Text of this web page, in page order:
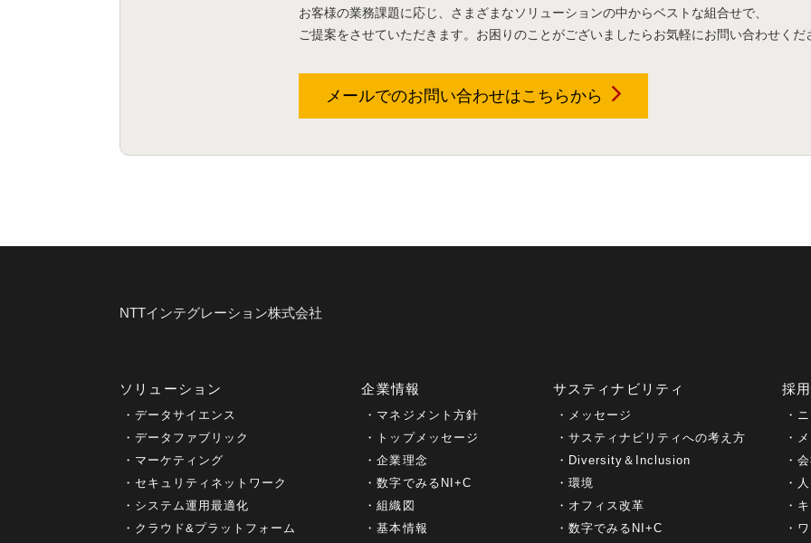
お客様の業務課題に応じ、さまざまなソリューションの中からベストな組合せで、
ご提案をさせていただきます。お困りのことがございましたらお気軽にお問い合わせくだ
メールでのお問い合わせはこちらから
NTTインテグレーション株式会社
ソリューション
データサイエンス
データファブリック
マーケティング
セキュリティネットワーク
システム運用最適化
クラウド&プラットフォーム
企業情報
マネジメント方針
トップメッセージ
企業理念
数字でみるNI+C
組織図
基本情報
サスティナビリティ
メッセージ
サスティナビリティへの考え方
Diversity＆Inclusion
環境
オフィス改革
数字でみるNI+C
採